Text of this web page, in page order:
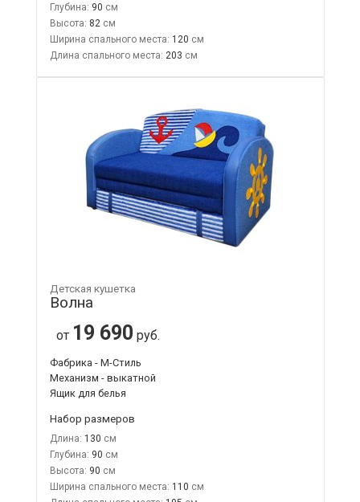
Глубина: 90
Высота: 82
Ширина спального места: 120
Длина спального места: 203
Детская кушетка
Волна
от 19 690 руб.
Фабрика - М-Стиль
Механизм - выкатной
Ящик для белья
Набор размеров
Длина: 130
Глубина: 90
Высота: 90
Ширина спального места: 110